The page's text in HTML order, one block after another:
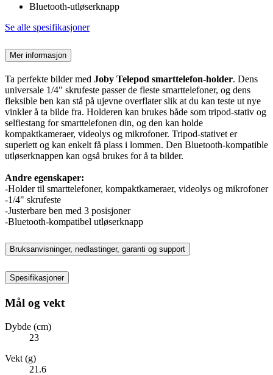
Bluetooth-utløserknapp
Se alle spesifikasjoner
Mer informasjon
Ta perfekte bilder med Joby Telepod smarttelefon-holder. Dens
universale 1/4" skrufeste passer de fleste smarttelefoner, og dens
fleksible ben kan stå på ujevne overflater slik at du kan teste ut nye
vinkler å ta bilde fra. Holderen kan brukes både som tripod-stativ og
selfiestang for smarttelefonen din, og den kan holde
kompaktkameraer, videolys og mikrofoner. Tripod-stativet er
superlett og kan enkelt få plass i lommen. Den Bluetooth-kompatible
utløserknappen kan også brukes for å ta bilder.
Andre egenskaper:
-Holder til smarttelefoner, kompaktkameraer, videolys og mikrofoner
-1/4" skrufeste
-Justerbare ben med 3 posisjoner
-Bluetooth-kompatibel utløserknapp
Bruksanvisninger, nedlastinger, garanti og support
Spesifikasjoner
Mål og vekt
Dybde (cm)
23
Vekt (g)
21.6